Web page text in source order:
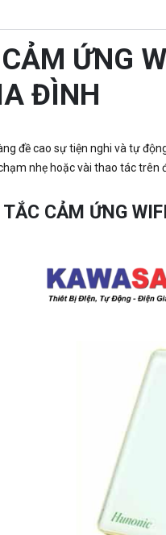
ỨNG
ĐÌNH
đề cao sự tiện nghi và tự
nhẹ hoặc vài thao tác
CẢM ỨNG